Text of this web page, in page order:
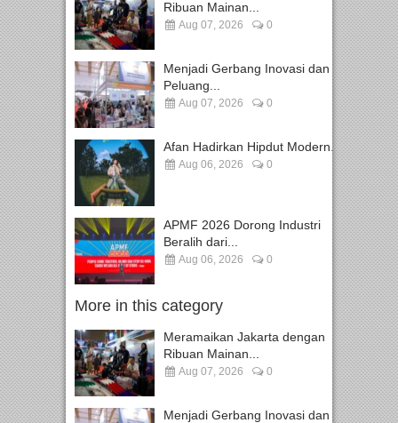
Ribuan Mainan...
Aug 07, 2026 0
Menjadi Gerbang Inovasi dan
Peluang...
Aug 07, 2026 0
Afan Hadirkan Hipdut Modern...
Aug 06, 2026 0
APMF 2026 Dorong Industri
Beralih dari...
Aug 06, 2026 0
More in this category
Meramaikan Jakarta dengan
Ribuan Mainan...
Aug 07, 2026 0
Menjadi Gerbang Inovasi dan